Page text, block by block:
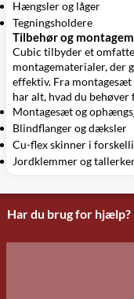
Hængsler og låger
Tegningsholdere
Tilbehør og
Cubic tilbyder et
montagematerialer, der
effektiv. Fra
har alt, hvad du
Montagesæt og
Blindflanger og dæksler
Cu-flex skinner i
Jordklemmer og
Har du brug for